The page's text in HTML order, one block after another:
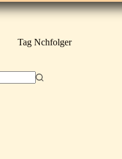
TagNchfolger